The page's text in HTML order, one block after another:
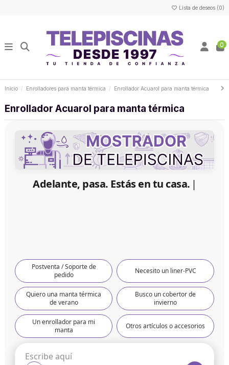
Lista de deseos (0)
0
Inicio Enrolladores para manta térmica Enrollador Acuarol para manta térmica
Enrollador Acuarol para manta térmica
Adelante, pasa. Estás en tu casa.
Postventa / Soporte de
pedido
Necesito un liner-PVC
Quiero una manta térmica
de verano
Busco un cobertor de
invierno
Un enrollador para mi
manta
Otros artículos o accesorios